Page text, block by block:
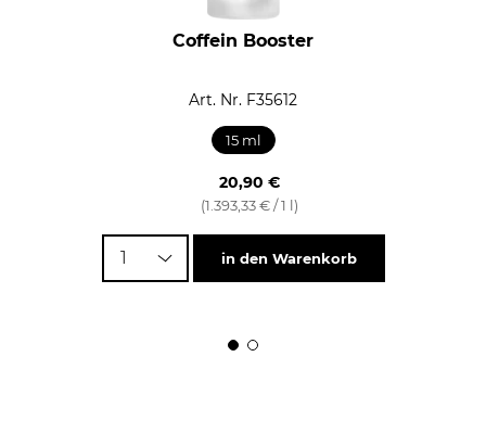
Coffein Booster
Art. Nr. F35612
15 ml
20,90 €
(1.393,33 € / 1 l)
1 in den Warenkorb